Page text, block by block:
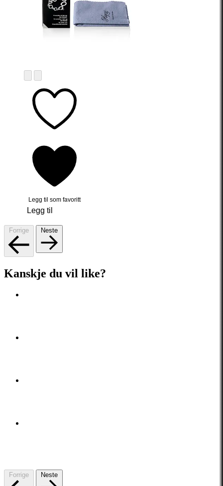
Legg til som favoritt
Legg til
Forrige Neste
Kanskje du vil like?
Forrige Neste